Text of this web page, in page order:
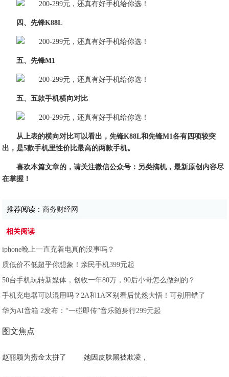
四、先锋K88L
五、先锋M1
五、五款手机横向对比
从上表的横向对比可以看出，先锋K88L和先锋M1各有四项较突
出，是5款手机里性价比最高的两款手机。
喜欢本篇文章的，请关注微信公众号：另类搞机，最新原创内容尽
在掌握！
推荐阅读：商务财经网
相关阅读
iphone晚上一直充着电真的没事吗？
质低价不低超乎你想象！亲民手机399元起
50台手机玩转新媒体，创收一年80万，90后小哥怎么做到的？
手机充电器可以混用吗？2A和1A区别看后恍然大悟！可别用错了
华为AI音箱 2发布：“一碰即传”音乐随身行299元起
图文焦点
赵丽颖为捞金太拼了 她因皮肤黑被欺凌，